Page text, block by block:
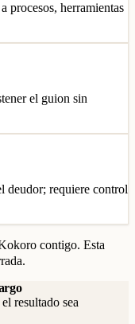
procesos, herramientas
el guion sin
deudor; requiere control
contigo. Esta
resultado sea